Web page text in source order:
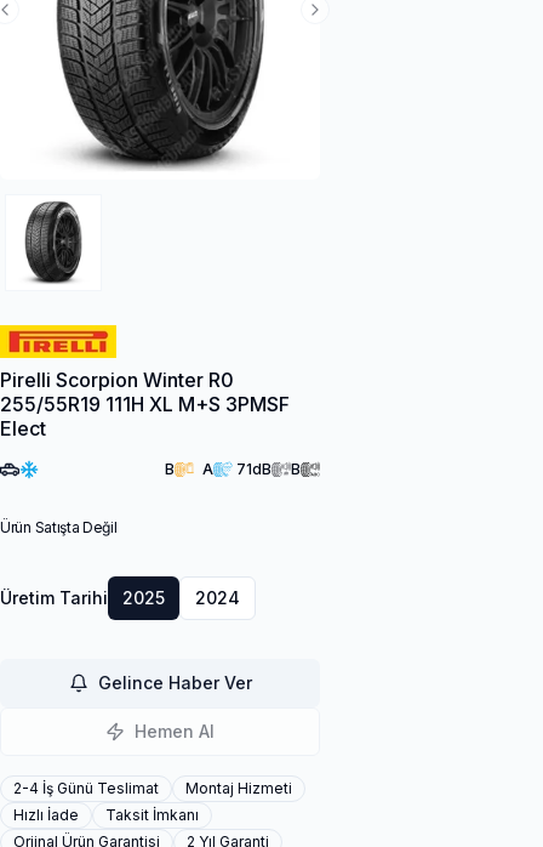
Next Slide
Previous Slide
Pirelli Scorpion Winter R0
255/55R19 111H XL M+S 3PMSF
Elect
B A 71dB B
Ürün Satışta Değil
Üretim Tarihi 2025 2024
Gelince Haber Ver
Hemen Al
2-4 İş Günü Teslimat
Montaj Hizmeti
Hızlı İade
Taksit İmkanı
Orjinal Ürün Garantisi
2 Yıl Garanti